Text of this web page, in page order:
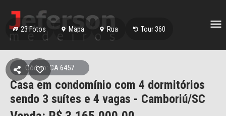
23 Fotos Mapa Rua Tour 360
Código: CA 6457
Casa em condomínio com 4 dormitórios
sendo 3 suítes e 4 vagas - Camboriú/SC